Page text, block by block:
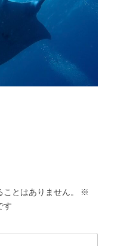
とはありません。
※
す